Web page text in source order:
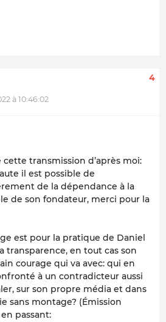
à 10:46:02
4
transmission d’après moi:
il est possible de
de la dépendance à la
de son fondateur, merci pour la
est pour la pratique de Daniel
transparence, en tout cas son
courage qui va avec: qui en
à un contradicteur aussi
sur son propre média et dans
sans montage? (Émission
passant: